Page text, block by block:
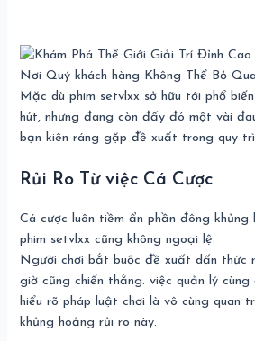
Mặc dù phim setvlxx sở hữu tới phổ
hút, nhưng đang còn đấy đó một vài
bạn kiên ráng gặp đề xuất trong quy
Rủi Ro Từ việc Cá Cược
Cá cược luôn tiềm ẩn phần đông khủng
phim setvlxx cũng không ngoại lệ.
Người chơi bắt buộc đề xuất dấn thức
giờ cũng chiến thắng. việc quản lý cùng
hiểu rõ pháp luật chơi là vô cùng quan
khủng hoảng rủi ro này.